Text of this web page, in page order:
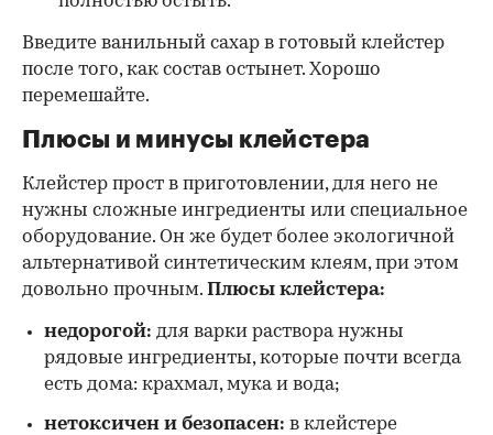
Введите ванильный сахар в готовый клейстер
после того, как состав остынет. Хорошо
перемешайте.
Плюсы и минусы клейстера
Клейстер прост в приготовлении, для него не
нужны сложные ингредиенты или специальное
оборудование. Он же будет более экологичной
альтернативой синтетическим клеям, при этом
довольно прочным. Плюсы клейстера:
недорогой: для варки раствора нужны
рядовые ингредиенты, которые почти всегда
есть дома: крахмал, мука и вода;
нетоксичен и безопасен: в клейстере